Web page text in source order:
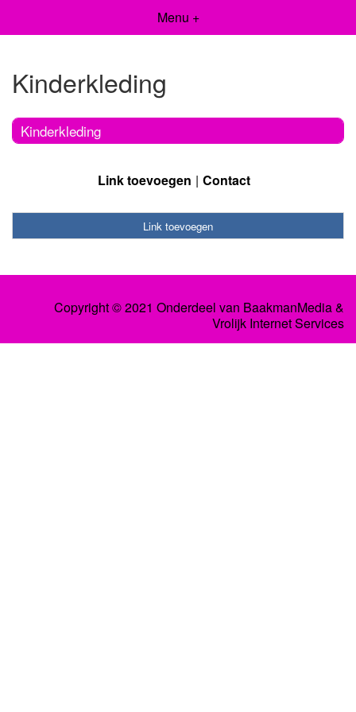
Menu +
Kinderkleding
Kinderkleding
Link toevoegen Contact
Link toevoegen
Copyright © 2021 Onderdeel van BaakmanMedia&
Vrolijk Internet Services